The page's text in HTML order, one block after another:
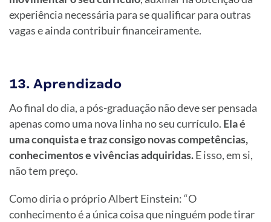
experiência necessária para se qualificar para outras
vagas e ainda contribuir financeiramente.
13. Aprendizado
Ao final do dia, a pós-graduação não deve ser pensada
apenas como uma nova linha no seu currículo. Ela é
uma conquista e traz consigo novas competências,
conhecimentos e vivências adquiridas.E isso, em si,
não tem preço.
Como diria o próprio Albert Einstein: “O
conhecimento é a única coisa que ninguém pode tirar